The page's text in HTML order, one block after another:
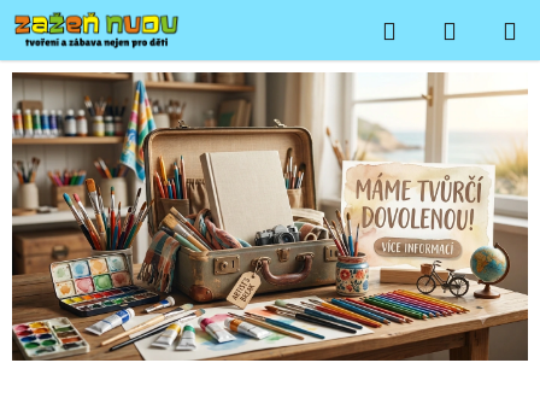
Přejít
na
obsah
Hledat
KOŠÍK
Z
á
b
a
v
a
a